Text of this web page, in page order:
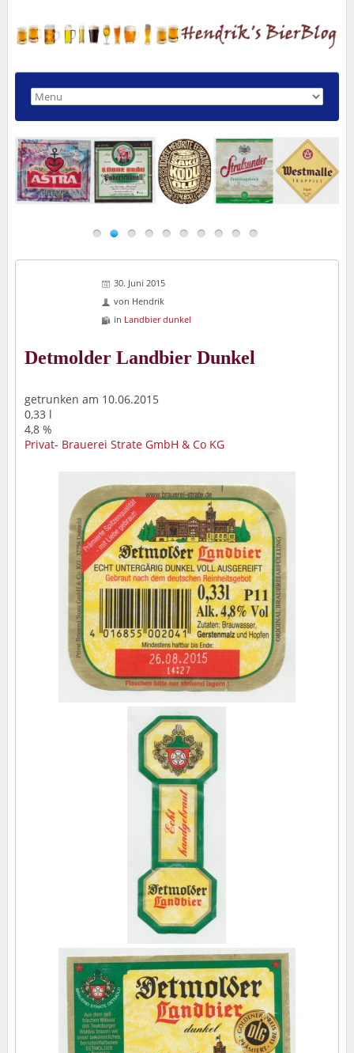
30. Juni 2015
von Hendrik
in Landbier dunkel
Detmolder Landbier Dunkel
getrunken am 10.06.2015
0,33 l
4,8 %
Privat- Brauerei Strate GmbH & Co KG